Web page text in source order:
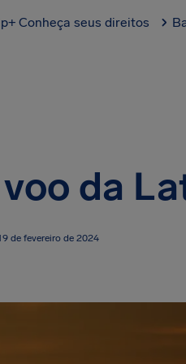
Conheça seus direitos
da
de fevereiro de 2024